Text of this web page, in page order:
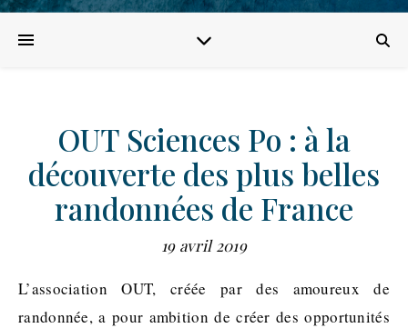
OUT Sciences Po : à la
découverte des plus belles
randonnées de France
19 avril 2019
L’association OUT, créée par des amoureux de
randonnée, a pour ambition de créer des opportunités